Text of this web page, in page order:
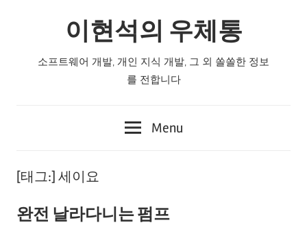
이현석의 우체통
소프트웨어 개발, 개인 지식 개발, 그 외 쏠쏠한 정보
를 전합니다
Menu
[태그:] 세이요
완전 날라다니는 펌프